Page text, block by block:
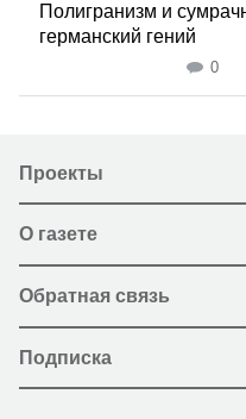
Полигранизм и
германский гений
0
Проекты
О газете
Обратная связь
Подписка